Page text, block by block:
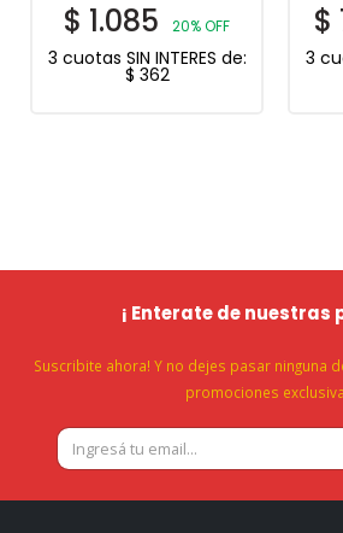
$ 1.085 20% OFF
3 cuotas SIN INTERES de:
$ 362
$
3
¡ Enterate de nuestras
Suscribite ahora! Y no dejes pasar ninguna
promociones